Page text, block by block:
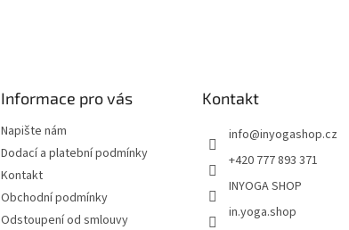
Informace pro vás
Napište nám
Dodací a platební podmínky
Kontakt
Obchodní podmínky
Odstoupení od smlouvy
Kontakt
info@inyogashop.cz
+420 777 893 371
INYOGA SHOP
in.yoga.shop